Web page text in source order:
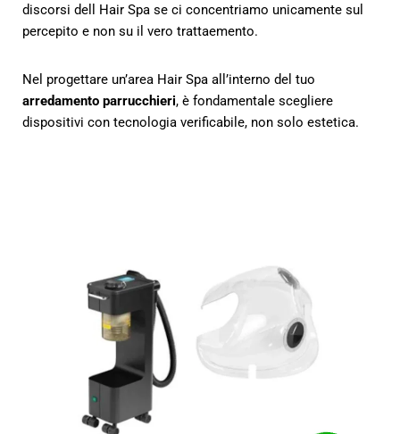
discorsi dell Hair Spa se ci concentriamo unicamente sul
percepito e non su il vero trattaemento.
Nel progettare un’area Hair Spa all’interno del tuo
arredamento parrucchieri, è fondamentale scegliere
dispositivi con tecnologia verificabile, non solo estetica.